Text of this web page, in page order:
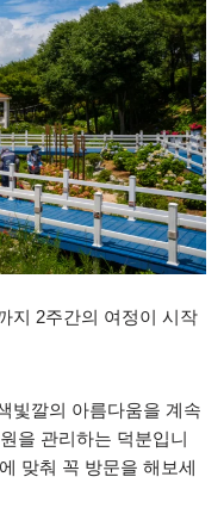
지 2주간의 여정이 시작
빛깔의 아름다움을 계속
을 관리하는 덕분입니
맞춰 꼭 방문을 해보세